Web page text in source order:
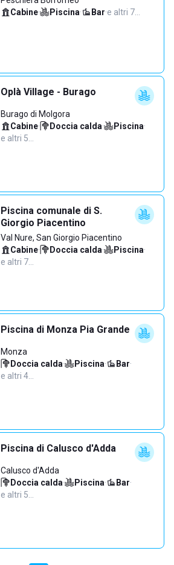
Cabine· Piscina· Bar·e altri 7…
Oplà Village - Burago
Burago di Molgora
Cabine· Doccia calda· Piscina·
e altri 5…
Piscina comunale di S.
Giorgio Piacentino
Val Nure, San Giorgio Piacentino
Cabine· Doccia calda· Piscina·
e altri 7…
Piscina di Monza Pia Grande
Monza
Doccia calda· Piscina· Bar·
e altri 4…
Piscina di Calusco d'Adda
Calusco d'Adda
Doccia calda· Piscina· Bar·
e altri 5…